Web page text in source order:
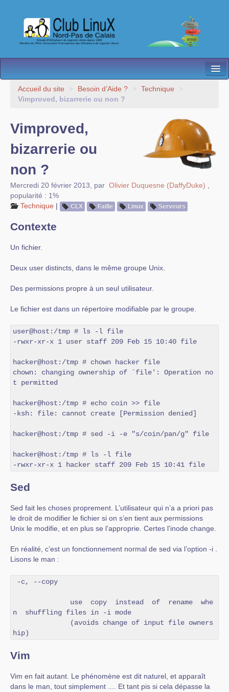
L’Association
Besoin d’Aide ?
Contact
Les antennes
Espace membres
Accueil du site > Besoin d’Aide ? > Technique
>
Vimproved, bizarrerie ou non ?
Vimproved,
bizarrerie ou
non ?
Mercredi 20 février 2013 par Olivier Duquesne (DaffyDuke)
popularité : 1%
Technique | CLX Faille Linux Serveurs
Contexte
Un fichier.
Deux user distincts, dans le même groupe Unix.
Des permissions propre à un seul utilisateur.
Le fichier est dans un répertoire modifiable par le groupe.
user@host:/tmp # ls -l file
-rwxr-xr-x 1 user staff 209 Feb 15 10:40 file
hacker@host:/tmp # chown hacker file
chown: changing ownership of `file': Operation no
t permitted
hacker@host:/tmp # echo coin >> file
-ksh: file: cannot create [Permission denied]
hacker@host:/tmp # sed -i -e "s/coin/pan/g" file
hacker@host:/tmp # ls -l file
-rwxr-xr-x 1 hacker staff 209 Feb 15 10:41 file
Sed
Sed fait les choses proprement. L’utilisateur qui n’a a priori pas
le droit de modifier le fichier si on s’en tient aux permissions
Unix le modifie, et en plus se l’approprie. Certes l’inode change.
En réalité, c’est un fonctionnement normal de sed via l’option -i .
Lisons le man :
n  shuffling files in -i mode
hip)
Vim
Vim en fait autant. Le phénomène est dit naturel, et apparaît
dans le man, tout simplement .... Et tant pis si cela dépasse la